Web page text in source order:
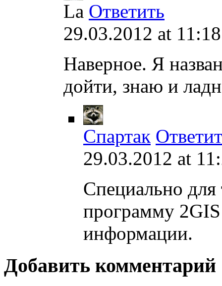
La Ответить
29.03.2012 at 11:18
Наверное. Я
дойти, знаю и
Спартак
29.03.2012 at
Специально для
программу
информации.
Добавить комментарий